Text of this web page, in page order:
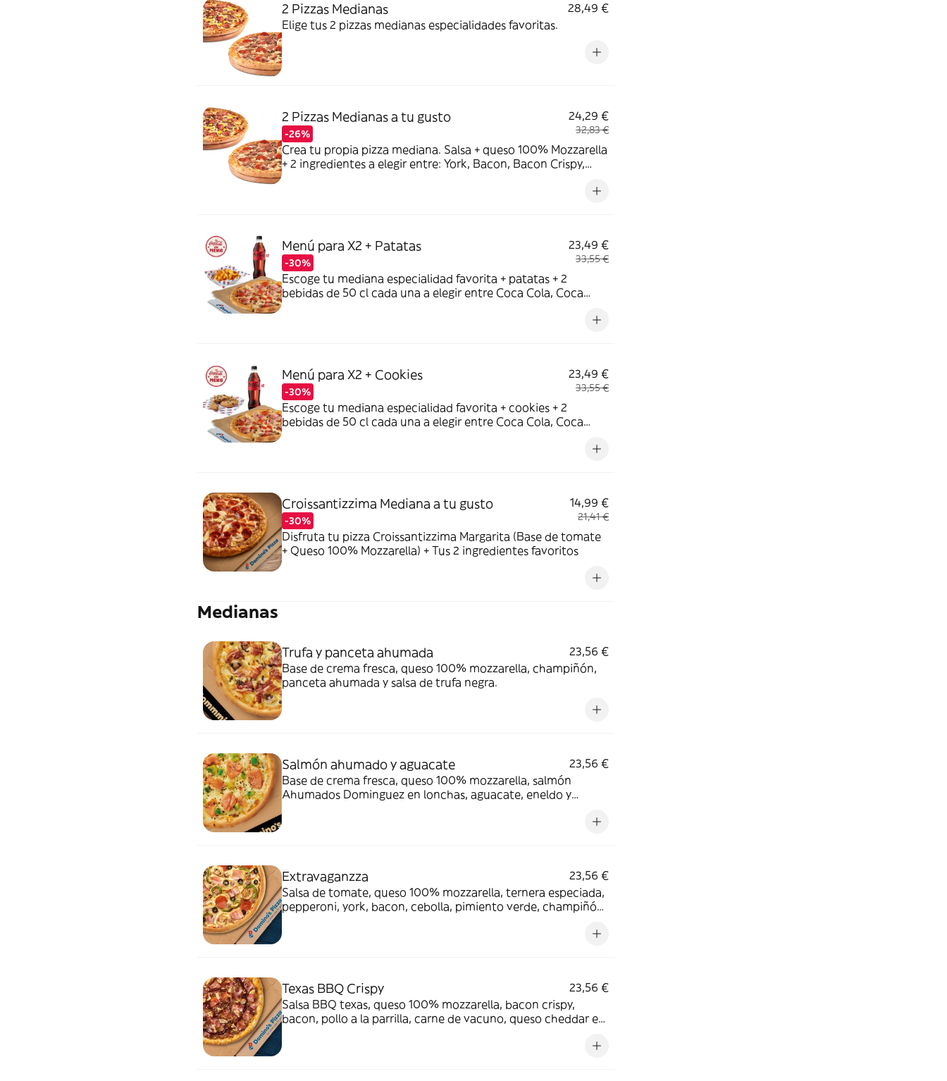
2 Pizzas Medianas
28,49 €
Elige tus 2 pizzas medianas especialidades favoritas.
2 Pizzas Medianas a tu gusto
-26%
24,29 €
32,83 €
Crea tu propia pizza mediana. Salsa + queso 100% Mozzarella
+ 2 ingredientes a elegir entre: York, Bacon, Bacon Crispy,
Atún,Champiñón, Cebolla, Cebolla Caramelizada, Pimiento
Menú para X2 + Patatas
-30%
23,49 €
33,55 €
Escoge tu mediana especialidad favorita + patatas + 2
bebidas de 50 cl cada una a elegir entre Coca Cola, Coca
Menú para X2 + Cookies
-30%
23,49 €
33,55 €
Escoge tu mediana especialidad favorita + cookies + 2
bebidas de 50 cl cada una a elegir entre Coca Cola, Coca
Croissantizzima Mediana a tu gusto
-30%
14,99 €
21,41 €
Disfruta tu pizza Croissantizzima Margarita (Base de tomate
+ Queso 100% Mozzarella) + Tus 2 ingredientes favoritos
Medianas
Trufa y panceta ahumada
23,56 €
Base de crema fresca, queso 100% mozzarella, champiñón,
panceta ahumada y salsa de trufa negra.
Salmón ahumado y aguacate
23,56 €
Base de crema fresca, queso 100% mozzarella, salmón
Ahumados Dominguez en lonchas, aguacate, eneldo y
Extravaganzza
23,56 €
Salsa de tomate, queso 100% mozzarella, ternera especiada,
pepperoni, york, bacon, cebolla, pimiento verde, champiñón
Texas BBQ Crispy
23,56 €
Salsa BBQ texas, queso 100% mozzarella, bacon crispy,
bacon, pollo a la parrilla, carne de vacuno, queso cheddar en